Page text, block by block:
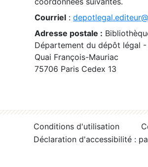
Courriel :
Adresse postale :
Département du dépôt légal
Quai François-Mauriac
75706 Paris Cedex 13
Conditions d'utilisation
Déclaration d'accessibilité :